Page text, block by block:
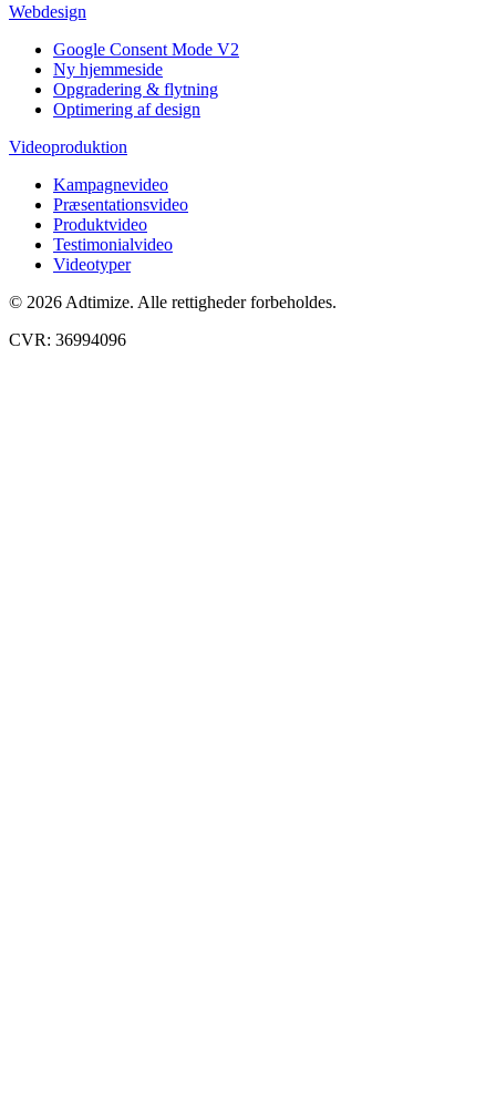
Webdesign
Google Consent Mode V2
Ny hjemmeside
Opgradering & flytning
Optimering af design
Videoproduktion
Kampagnevideo
Præsentationsvideo
Produktvideo
Testimonialvideo
Videotyper
© 2026 Adtimize. Alle rettigheder forbeholdes.
CVR: 36994096